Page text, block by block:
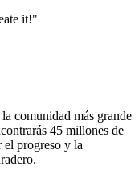
it!"
comunidad más grande
45 millones de
el progreso y la